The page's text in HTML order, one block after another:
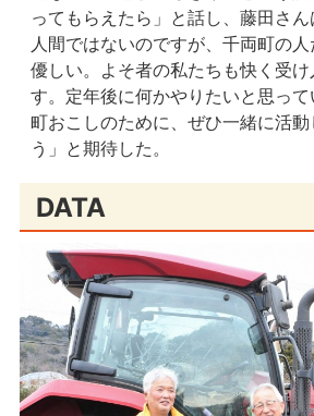
ってもらえたら」と話し、藤田さ
人間ではないのですが、千両町の
優しい。よそ者の私たちも快く受け
す。定年後に何かやりたいと思って
町おこしのために、ぜひ一緒に活動
う」と期待した。
DATA